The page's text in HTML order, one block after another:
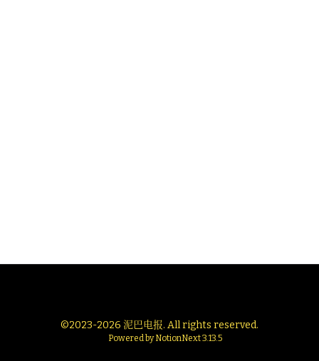
©2023-2026 泥巴电报. All rights reserved.
Powered byNotionNext3.13.5